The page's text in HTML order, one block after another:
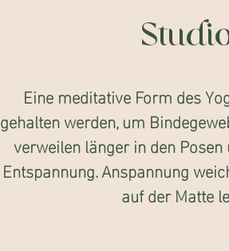
Eine meditative Form des
gehalten werden, um
verweilen länger in den
Entspannung. Anspannung
auf der Matte